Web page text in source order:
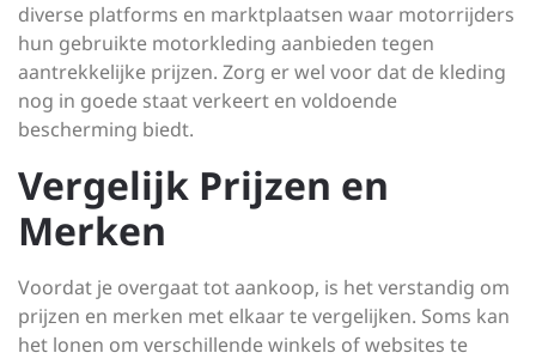
diverse platforms en marktplaatsen waar motorrijders
hun gebruikte motorkleding aanbieden tegen
aantrekkelijke prijzen. Zorg er wel voor dat de kleding
nog in goede staat verkeert en voldoende
bescherming biedt.
Vergelijk Prijzen en
Merken
Voordat je overgaat tot aankoop, is het verstandig om
prijzen en merken met elkaar te vergelijken. Soms kan
het lonen om verschillende winkels of websites te